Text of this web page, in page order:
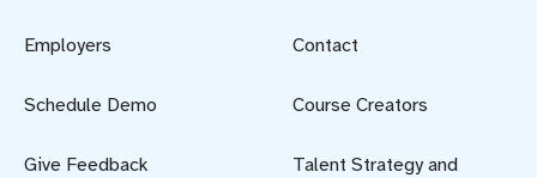
Employers
Schedule Demo
Give Feedback
Contact
Course Creators
Talent Strategy and